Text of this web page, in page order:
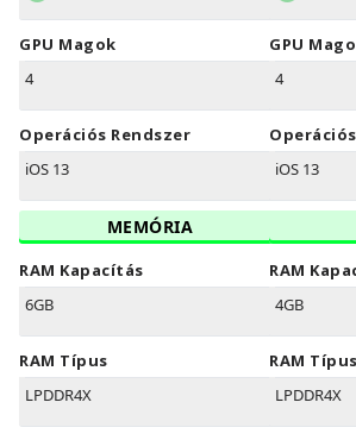
GPU Magok
4
Operációs Rendszer
iOS 13
MEMÓRIA
RAM Kapacítás
6GB
RAM Típus
LPDDR4X
GPU
4
iOS 13
RAM
4GB
RAM Típus
LPDDR4X